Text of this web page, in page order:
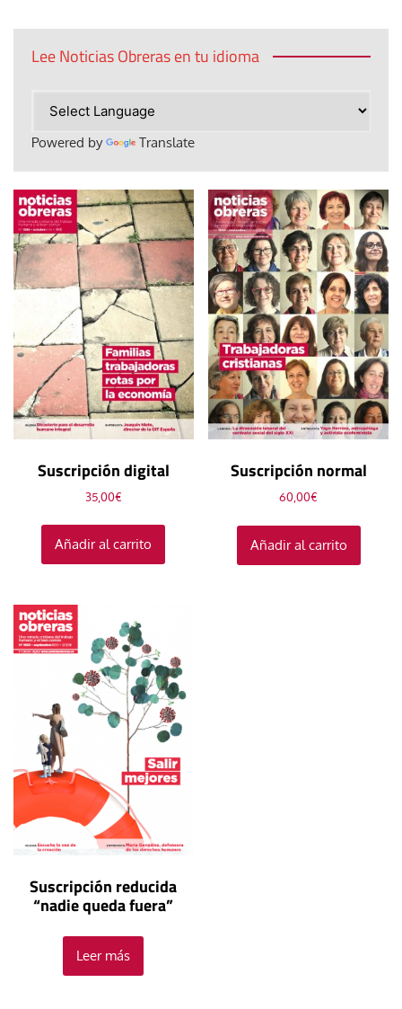
Lee Noticias Obreras en tu idioma
Powered by Translate
Suscripción digital
35,00€
Añadir al carrito
Suscripción normal
60,00€
Añadir al carrito
Suscripción reducida
“nadie queda fuera”
Leer más